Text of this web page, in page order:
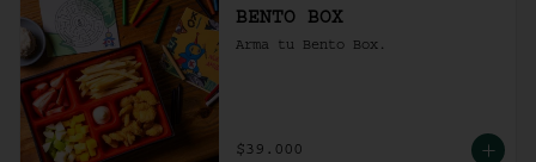
BENTO BOX
Arma tu Bento Box.
$39.000